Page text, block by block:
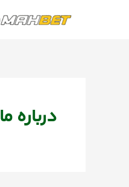
درباره ما